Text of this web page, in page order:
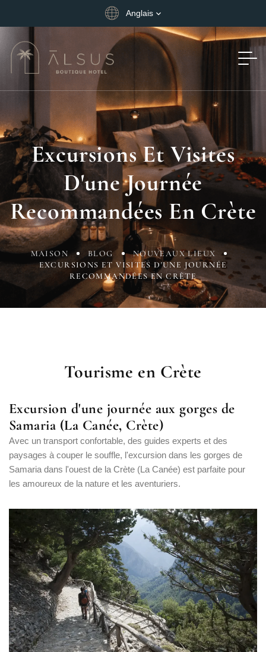
Anglais
Excursions Et Visites
D'une Journée
Recommandées En Crète
MAISON BLOG
NOUVEAUX LIEUX
EXCURSIONS ET VISITES D'UNE JOURNÉE
RECOMMANDÉES EN CRÈTE
Tourisme en Crète
Excursion d'une journée aux gorges de
Samaria (La Canée, Crète)
Avec un transport confortable, des guides experts et des
paysages à couper le souffle, l'excursion dans les gorges de
Samaria dans l'ouest de la Crète (La Canée) est parfaite pour
les amoureux de la nature et les aventuriers.